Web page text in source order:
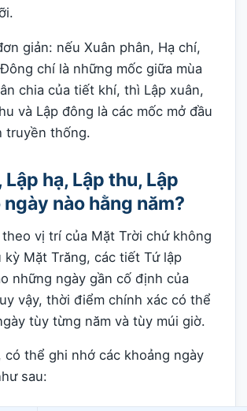
giản: nếu Xuân phân, Hạ chí,
chí là những mốc giữa mùa
chia của tiết khí, thì Lập xuân,
và Lập đông là các mốc mở đầu
truyền thống.
Lập hạ, Lập thu, Lập
nào hằng năm?
vị trí của Mặt Trời chứ không
Mặt Trăng, các tiết Tứ lập
những ngày gần cố định của
vậy, thời điểm chính xác có thể
tùy từng năm và tùy múi giờ.
có thể ghi nhớ các khoảng ngày
sau: